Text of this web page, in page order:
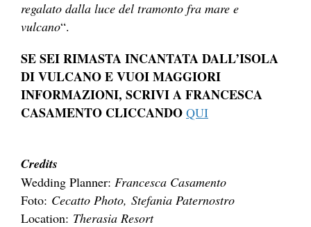
regalato dalla luce del tramonto fra mare e
vulcano“.
SE SEI RIMASTA INCANTATA DALL’ISOLA
DI VULCANO E VUOI MAGGIORI
INFORMAZIONI, SCRIVI A FRANCESCA
CASAMENTO CLICCANDO QUI
Credits
Wedding Planner: Francesca Casamento
Foto: Cecatto Photo, Stefania Paternostro
Location: Therasia Resort